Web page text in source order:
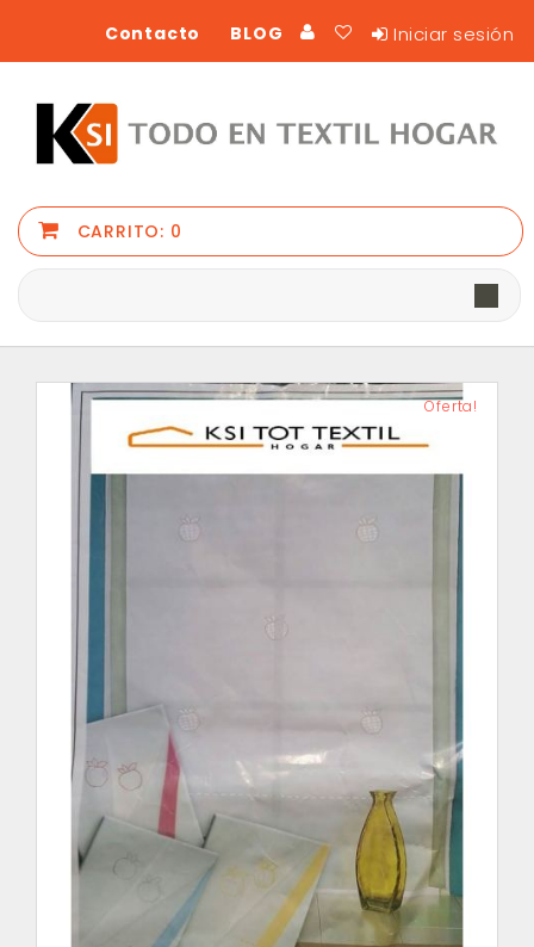
Iniciar sesión
BLOG
Contacto
CARRITO: 0
Oferta!